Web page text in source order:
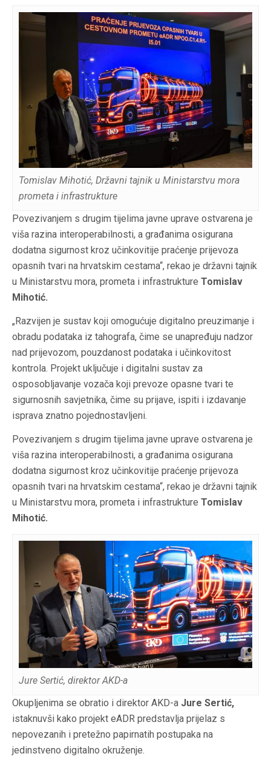
Tomislav Mihotić, Državni tajnik u Ministarstvu mora
prometa i infrastrukture
Povezivanjem s drugim tijelima javne uprave ostvarena je
viša razina interoperabilnosti, a građanima osigurana
dodatna sigurnost kroz učinkovitije praćenje prijevoza
opasnih tvari na hrvatskim cestama“, rekao je državni tajnik
u Ministarstvu mora, prometa i infrastrukture Tomislav
Mihotić.
„Razvijen je sustav koji omogućuje digitalno preuzimanje i
obradu podataka iz tahografa, čime se unapređuju nadzor
nad prijevozom, pouzdanost podataka i učinkovitost
kontrola. Projekt uključuje i digitalni sustav za
osposobljavanje vozača koji prevoze opasne tvari te
sigurnosnih savjetnika, čime su prijave, ispiti i izdavanje
isprava znatno pojednostavljeni.
Povezivanjem s drugim tijelima javne uprave ostvarena je
viša razina interoperabilnosti, a građanima osigurana
dodatna sigurnost kroz učinkovitije praćenje prijevoza
opasnih tvari na hrvatskim cestama“, rekao je državni tajnik
u Ministarstvu mora, prometa i infrastrukture Tomislav
Mihotić.
Jure Sertić, direktor AKD-a
Okupljenima se obratio i direktor AKD-a Jure Sertić,
istaknuvši kako projekt eADR predstavlja prijelaz s
nepovezanih i pretežno papirnatih postupaka na
jedinstveno digitalno okruženje.